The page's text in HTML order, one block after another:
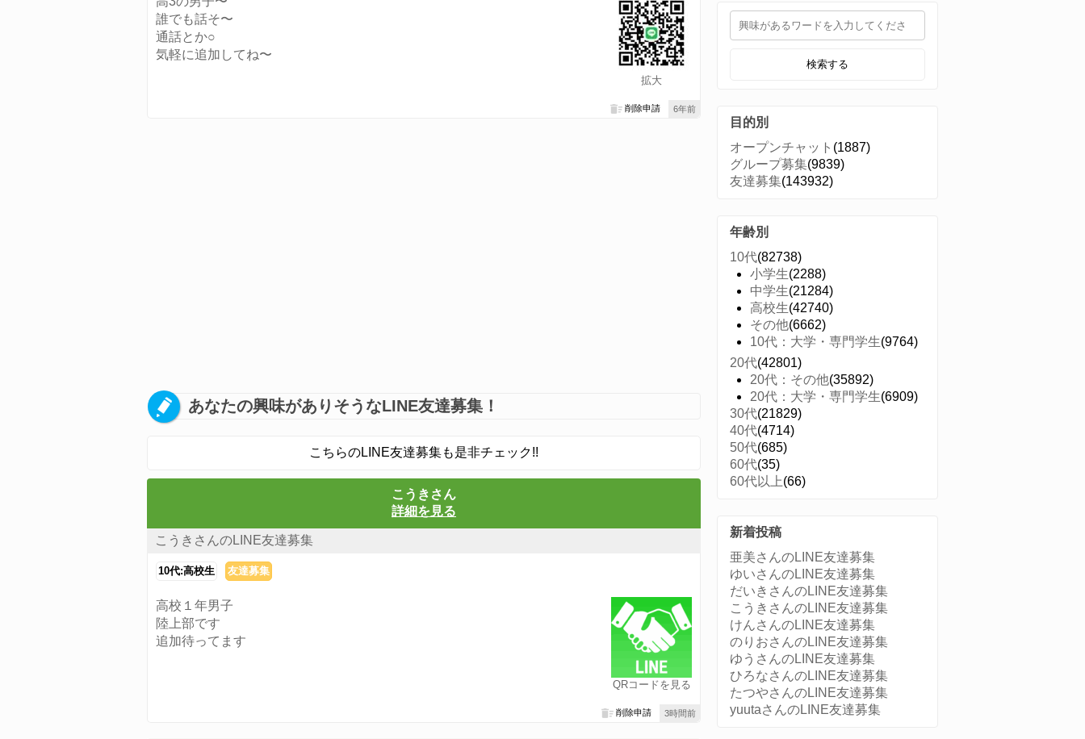
拡大
誰でも話そ〜
通話とか○
気軽に追加してね〜
6年前
削除申請
あなたの興味がありそうなLINE友達募集！
こちらのLINE友達募集も是非チェック!!
こうきさん
詳細を見る
こうきさんのLINE友達募集
10代:高校生 友達募集
QRコードを見る
高校１年男子
陸上部です
追加待ってます
3時間前
削除申請
検索する
目的別
オープンチャット (1887)
グループ募集(9839)
友達募集(143932)
年齢別
10代(82738)
小学生(2288)
中学生(21284)
高校生(42740)
その他(6662)
10代：大学・専門学生(9764)
20代(42801)
20代：その他(35892)
20代：大学・専門学生(6909)
30代(21829)
40代(4714)
50代(685)
60代(35)
60代以上(66)
新着投稿
亜美さんのLINE友達募集
ゆいさんのLINE友達募集
だいきさんのLINE友達募集
こうきさんのLINE友達募集
けんさんのLINE友達募集
のりおさんのLINE友達募集
ゆうさんのLINE友達募集
ひろなさんのLINE友達募集
たつやさんのLINE友達募集
yuutaさんのLINE友達募集